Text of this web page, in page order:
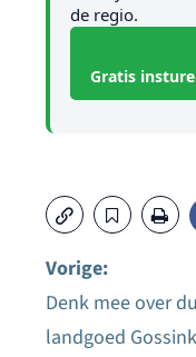
de regio.
Gratis
Bericht
Vorige:
Denk mee over
landgoed Gossink